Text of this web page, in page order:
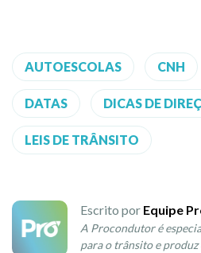
AUTOESCOLAS CNH
DATAS DICAS DE
LEIS DE TRÂNSITO
Escrito por Equipe
A Procondutor é
para o trânsito e